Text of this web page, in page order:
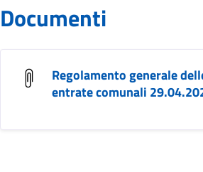
Documenti
Regolamento generale
entrate comunali